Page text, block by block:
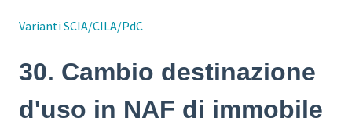
Varianti SCIA/CILA/PdC
30. Cambio destinazione
d'uso in NAF di immobile